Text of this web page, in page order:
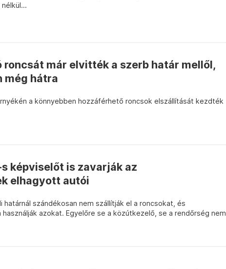
roncsát már elvitték a szerb határ mellől,
még hátra
a könnyebben hozzáférhető roncsok elszállítását kezdték
s képviselőt is zavarják az
elhagyott autói
határnál szándékosan nem szállítják el a roncsokat, és
azokat. Egyelőre se a közútkezelő, se a rendőrség nem